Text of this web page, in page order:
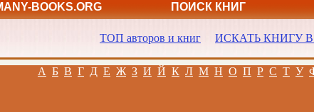
BOOKS.ORG ПОИСК КНИГ
ТОП авторов и книг ИСКАТЬ КНИГУ
А Б В Г Д Е Ж З И Й К Л М Н О П Р С Т У